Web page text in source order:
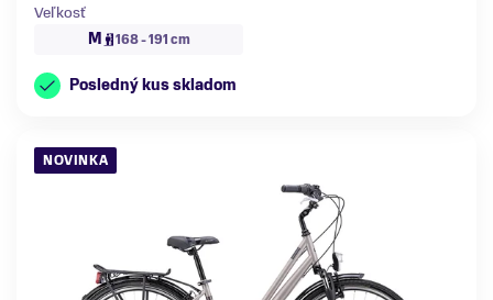
Veľkosť
M
168 - 191 cm
Posledný kus skladom
NOVINKA